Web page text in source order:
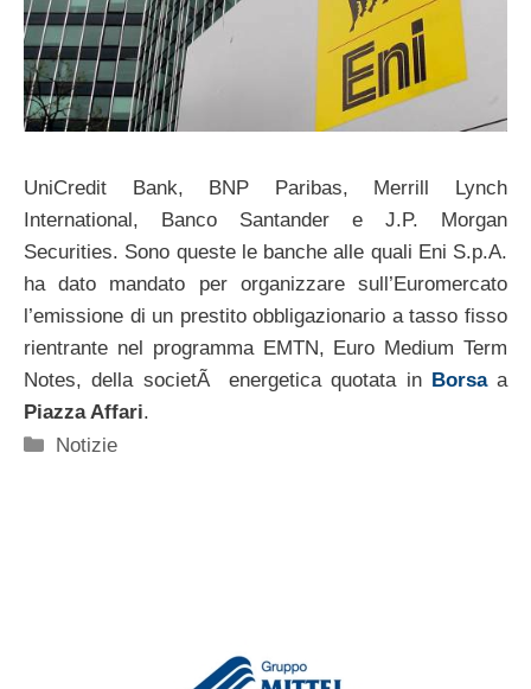
UniCredit Bank, BNP Paribas, Merrill Lynch
International, Banco Santander e J.P. Morgan
Securities. Sono queste le banche alle quali Eni S.p.A.
ha dato mandato per organizzare sull’Euromercato
l’emissione di un prestito obbligazionario a tasso fisso
rientrante nel programma EMTN, Euro Medium Term
Notes, della societÃ energetica quotata in Borsaa
Piazza Affari.
Categorie
Notizie